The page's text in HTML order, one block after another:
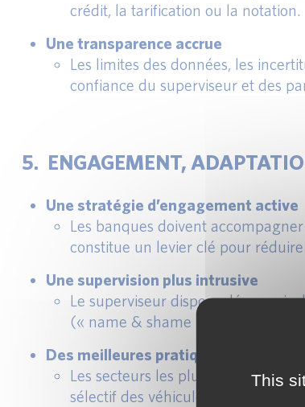
crédit, la tarification ou la notation.
Une transparence accrue
Les limites des données, les
confiance du superviseur et des
5. ENGAGEMENT,
Une stratégie d’engagement active
Les banques doivent
constitue un levier clé pour
Une supervision plus intrusive
Le superviseur dispose désormais
(« name & shame ») et remise en
Des meilleures pratiques qui
Les secteurs les plus exposés
sélectif des véhicules bas
This